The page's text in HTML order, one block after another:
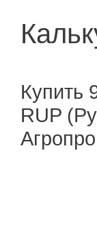
Купить
RUP